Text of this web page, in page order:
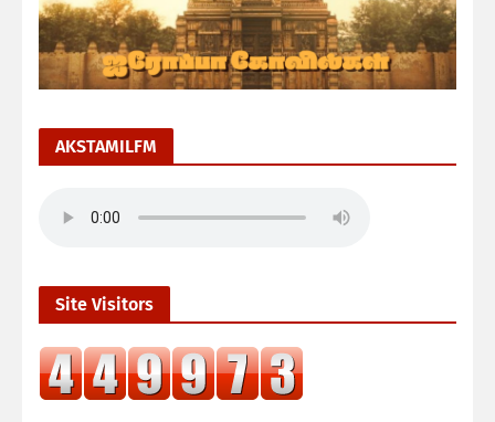
AKSTAMILFM
Site Visitors